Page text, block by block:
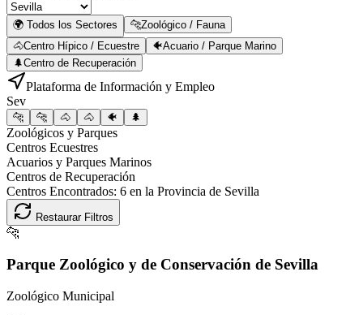
🌍 Todos los Sectores 🐆Zoológico / Fauna
🐴Centro Hípico / Ecuestre 🐠Acuario / Parque Marino
🌲Centro de Recuperación
Plataforma de Información y Empleo
Sev
🐆 🐆 🐴 🐴 🐠 🌲
Zoológicos y Parques
Centros Ecuestres
Acuarios y Parques Marinos
Centros de Recuperación
Centros Encontrados: 6 en la Provincia de Sevilla
Restaurar Filtros
🐆
Parque Zoológico y de Conservación de Sevilla
Zoológico Municipal